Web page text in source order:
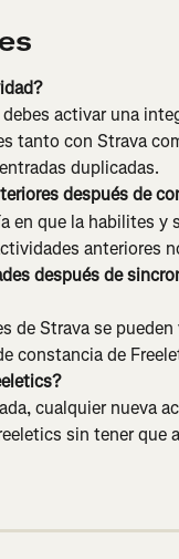
activar una
tanto con Strava
duplicadas.
después de
en que la habilites y
anteriores
después de
de Strava se pueden
constancia de
cualquier nueva
sin tener que